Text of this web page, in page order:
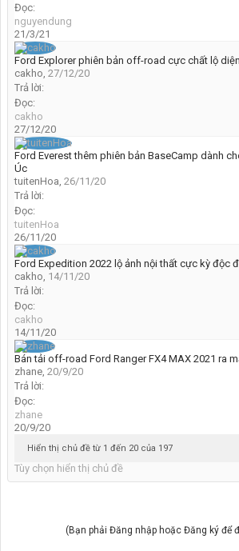
Đọc:
nguyendung
21/3/21
Ford Explorer phiên bản off-road cực chất lộ
cakho 27/12/20
Trả lời:
Đọc:
cakho
27/12/20
Ford Everest thêm phiên bản BaseCamp dành
Úc
tuitenHoa 26/11/20
Trả lời:
Đọc:
tuitenHoa
26/11/20
Ford Expedition 2022 lộ ảnh nội thất cực kỳ độc
cakho 14/11/20
Trả lời:
Đọc:
cakho
14/11/20
Bán tải off-road Ford Ranger FX4 MAX 2021 ra
zhane 20/9/20
Trả lời:
Đọc:
zhane
20/9/20
Hiển thị chủ đề từ 1 đến 20 của 197
Tùy chọn hiển thị chủ đề
(Bạn phải Đăng nhập hoặc Đăng ký để